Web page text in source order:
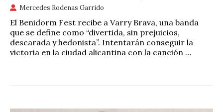
Mercedes Rodenas Garrido
El Benidorm Fest recibe a Varry Brava, una banda
que se define como “divertida, sin prejuicios,
descarada y hedonista”. Intentarán conseguir la
victoria en la ciudad alicantina con la canción …